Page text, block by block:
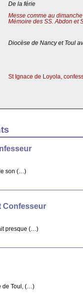
De la férie
Messe comme au
Mémoire des SS. Abdon et
Diocèse de Nancy et Toul
St Ignace de Loyola,
son (…)
Confesseur
presque (…)
de Toul, (…)